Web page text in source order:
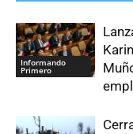
Informando
Primero